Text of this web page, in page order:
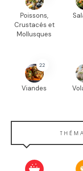
Poissons,
Crustacés et
Mollusques
22
Viandes